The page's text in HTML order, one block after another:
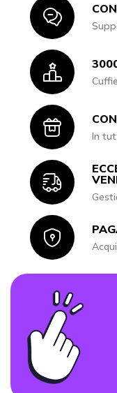
Icon
Icon
Icon
In
Icon
Icon